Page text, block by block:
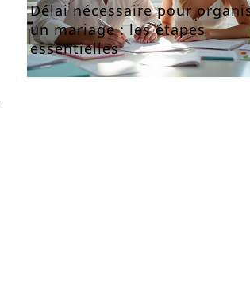
Délai nécessaire pour
un mariage : les étapes
essentielles